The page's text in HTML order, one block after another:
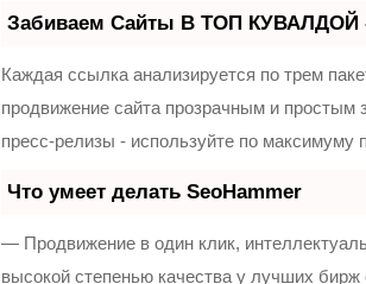
Забиваем Сайты В ТОП КУВАЛДОЙ -
Каждая ссылка анализируется по трем
продвижение сайта прозрачным и
пресс-релизы - используйте по
Что умеет делать SeoHammer
— Продвижение в один клик,
высокой степенью качества у лучших бирж